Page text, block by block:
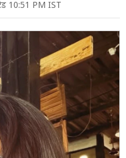
10:51 PM IST